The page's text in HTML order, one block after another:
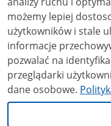
możemy lepiej
użytkowników i stale
informacje
pozwalać na
przeglądarki
dane osobowe.